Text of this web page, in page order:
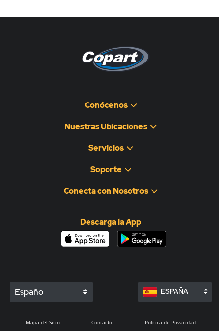
Conócenos
Nuestras Ubicaciones
Servicios
Soporte
Conecta con Nosotros
Descarga la App
Español ESPAÑA
Mapa del Sitio Contacto Política de Privacidad